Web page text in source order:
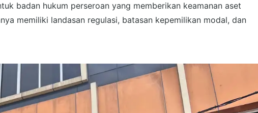
badan hukum perseroan yang memberikan keamanan aset
memiliki landasan regulasi, batasan kepemilikan modal, dan